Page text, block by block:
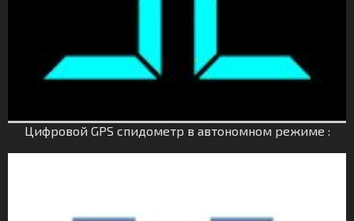
Цифровой GPS спидометр в автономном режиме :